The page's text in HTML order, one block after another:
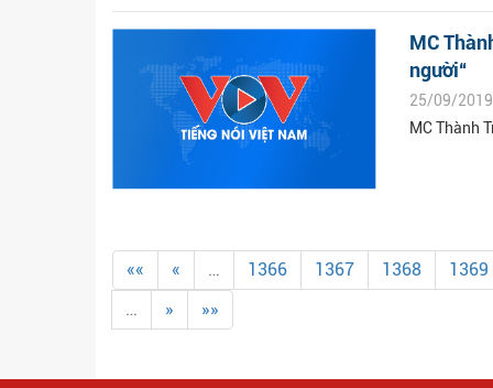
MC
người“
25/09/
MC Thành
«« « … 1366 1367 1368 1369
…
» »»